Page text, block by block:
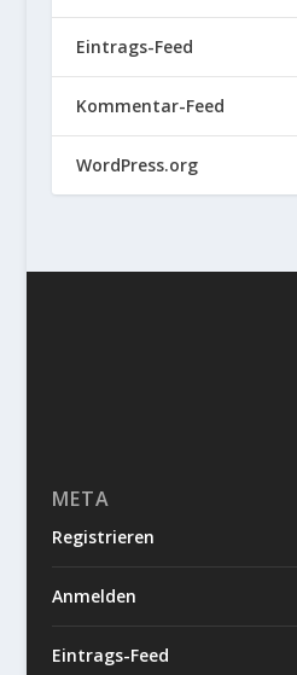
Eintrags-Feed
Kommentar-Feed
WordPress.org
META
Registrieren
Anmelden
Eintrags-Feed